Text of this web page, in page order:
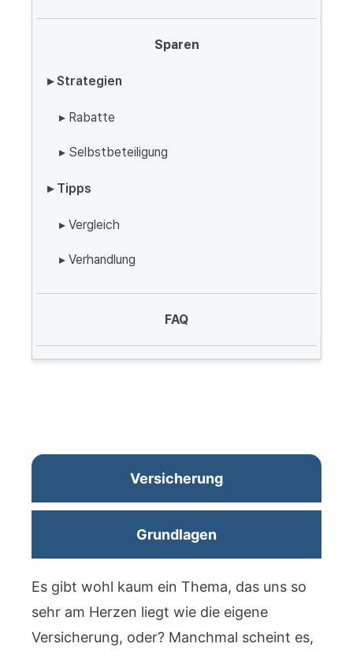
Sparen
▸ Strategien
▸ Rabatte
▸ Selbstbeteiligung
▸ Tipps
▸ Vergleich
▸ Verhandlung
FAQ
Versicherung
Grundlagen
Es gibt wohl kaum ein Thema, das uns so
sehr am Herzen liegt wie die eigene
Versicherung, oder? Manchmal scheint es,